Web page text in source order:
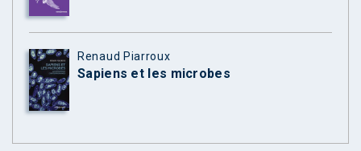
Renaud Piarroux
Sapiens et les microbes